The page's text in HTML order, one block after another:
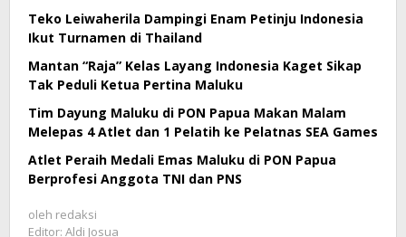
Teko Leiwaherila Dampingi Enam Petinju Indonesia
Ikut Turnamen di Thailand
Mantan “Raja” Kelas Layang Indonesia Kaget Sikap
Tak Peduli Ketua Pertina Maluku
Tim Dayung Maluku di PON Papua Makan Malam
Melepas 4 Atlet dan 1 Pelatih ke Pelatnas SEA Games
Atlet Peraih Medali Emas Maluku di PON Papua
Berprofesi Anggota TNI dan PNS
oleh redaksi
Editor: Aldi Josua